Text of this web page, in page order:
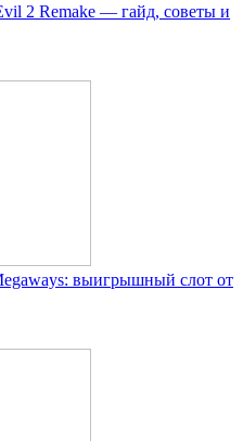
2 Remake — гайд, советы и
выигрышный слот от